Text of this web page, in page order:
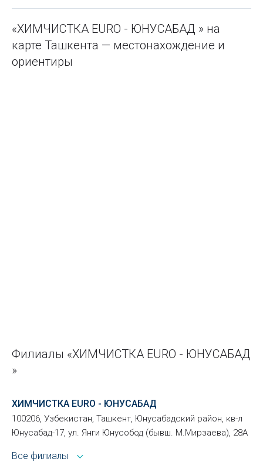
«ХИМЧИСТКА EURO - ЮНУСАБАД » на
карте Ташкента — местонахождение и
ориентиры
Филиалы «ХИМЧИСТКА EURO - ЮНУСАБАД
»
ХИМЧИСТКА EURO - ЮНУСАБАД
100206, Узбекистан, Ташкент, Юнусабадский район, кв-л
Юнусабад-17, ул. Янги Юнусобод (бывш. М.Мирзаева), 28А
Все филиалы